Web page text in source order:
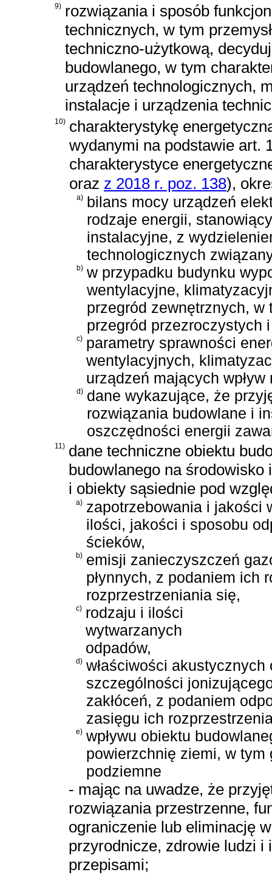
9) rozwiązania i sposób
technicznych, w tym
techniczno-użytkową,
budowlanego, w tym
urządzeń technologicznych,
instalacje i urządzenia
10) charakterystykę
wydanymi na podstawie art.
charakterystyce
oraz z 2018 r. poz. 138),
a) bilans mocy urządzeń
rodzaje energii,
instalacyjne, z
technologicznych
b) w przypadku budynku
wentylacyjne,
przegród zewnętrznych, w
przegród przezroczystych
c) parametry sprawności
wentylacyjnych,
urządzeń mających
d) dane wykazujące, że
rozwiązania budowlane i
oszczędności energii
11) dane techniczne obiektu
budowlanego na
i obiekty sąsiednie pod
a) zapotrzebowania i jakości
ilości, jakości i sposobu
ścieków,
b) emisji zanieczyszczeń
płynnych, z podaniem ich
rozprzestrzeniania się,
c) rodzaju i ilości
wytwarzanych
odpadów,
d) właściwości
szczególności
zakłóceń, z podaniem
zasięgu ich
e) wpływu obiektu
powierzchnię ziemi, w
podziemne
- mając na uwadze, że
rozwiązania przestrzenne,
ograniczenie lub eliminację
przyrodnicze, zdrowie ludzi i
przepisami;